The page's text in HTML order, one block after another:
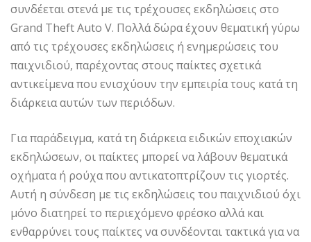
συνδέεται στενά με τις τρέχουσες εκδηλώσεις στο
Grand Theft Auto V. Πολλά δώρα έχουν θεματική γύρω
από τις τρέχουσες εκδηλώσεις ή ενημερώσεις του
παιχνιδιού, παρέχοντας στους παίκτες σχετικά
αντικείμενα που ενισχύουν την εμπειρία τους κατά τη
διάρκεια αυτών των περιόδων.
Για παράδειγμα, κατά τη διάρκεια ειδικών εποχιακών
εκδηλώσεων, οι παίκτες μπορεί να λάβουν θεματικά
οχήματα ή ρούχα που αντικατοπτρίζουν τις γιορτές.
Αυτή η σύνδεση με τις εκδηλώσεις του παιχνιδιού όχι
μόνο διατηρεί το περιεχόμενο φρέσκο αλλά και
ενθαρρύνει τους παίκτες να συνδέονται τακτικά για να